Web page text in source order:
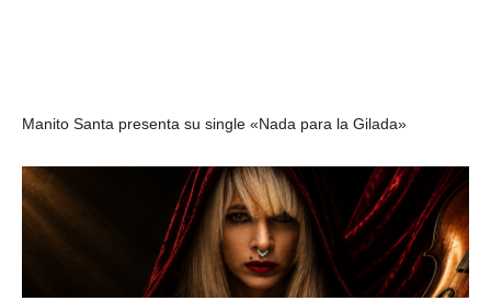
Manito Santa presenta su single «Nada para la Gilada»